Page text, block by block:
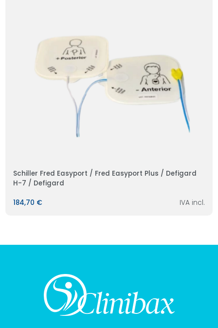
Schiller Fred Easyport / Fred Easyport Plus / Defigard
H-7 / Defigard
184,70 € IVA incl.